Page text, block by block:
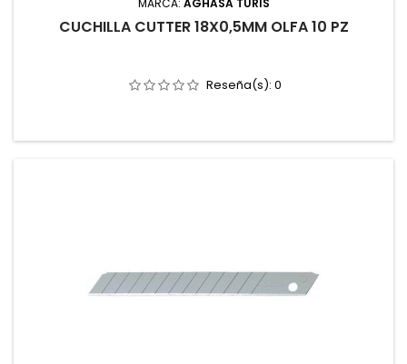
MARCA: AGHASA TURIS
CUCHILLA CUTTER 18X0,5MM OLFA 10 PZ
Reseña(s): 0